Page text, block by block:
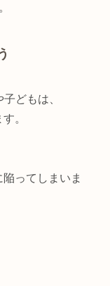
どもは、
。
ってしまいま